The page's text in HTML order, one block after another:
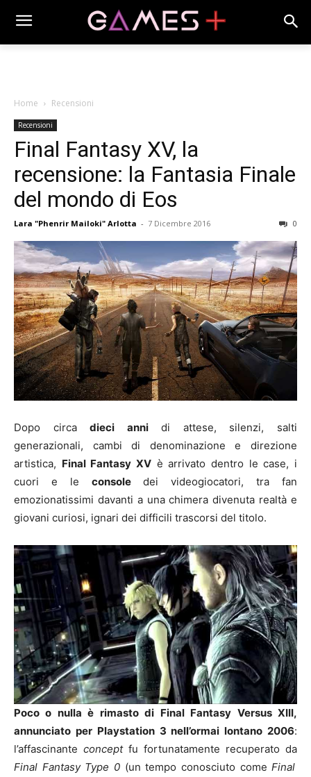
Home Recensioni
Recensioni
Final Fantasy XV, la
recensione: la Fantasia Finale
del mondo di Eos
Lara "Phenrir Mailoki" Arlotta - 7 Dicembre 2016 0
Dopo circadieci annidi attese, silenzi, salti
generazionali, cambi di denominazione e direzione
artistica, Final Fantasy XV è arrivato dentro le case, i
cuori e le consoledei videogiocatori, tra fan
emozionatissimi davanti a una chimera divenuta realtà e
giovani curiosi, ignari dei difficili trascorsi del titolo.
Poco o nulla è rimasto di Final Fantasy Versus XIII,
annunciato per Playstation 3 nell’ormai lontano 2006:
l’affascinante conceptfu fortunatamente recuperato da
Final Fantasy Type 0 (un tempo conosciuto comeFinal